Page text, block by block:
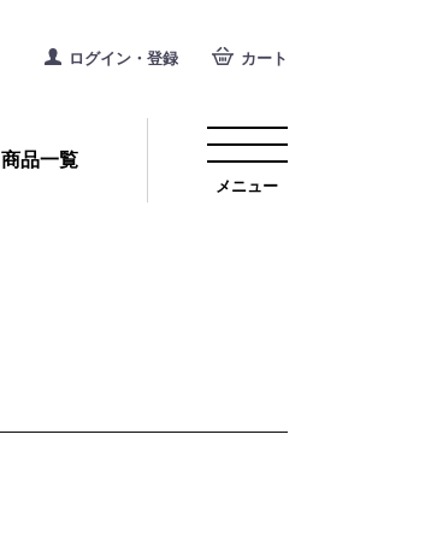
ログイン・登録 カート
商品一覧
メニュー